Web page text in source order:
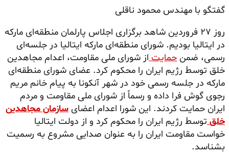
گفتگو با مهندس محمود ناقلی
روز ۲۷ فروردین شاهد برگزاری اجلاس پارلمان منطقه‌ای مارکه
در ایتالیا بودیم. شورای منطقه‌ای مارکه ایتالیا در جلسه‌ای
رسمی، ضمن حمایتاز شورای ملی مقاومت، اعدام مجاهدین
خلق توسط رژیم ایران را محکوم کرد. عضای شورای منطقه‌ای
مارکه در جلسه رسمی خود در شهر آنکونا به پیام خانم مریم
رجوی گوش فرا داده و رسماً از شورای ملی مقاومت و مردم
ایران حمایت کردند. این شورا اعدام اعضای سازمان مجاهدین
خلق توسط رژیم ایران را محکوم کرد و از دولت ایتالیا
خواست مقاومت ایران را به عنوان صدایی مشروع به رسمیت
بشناسد.